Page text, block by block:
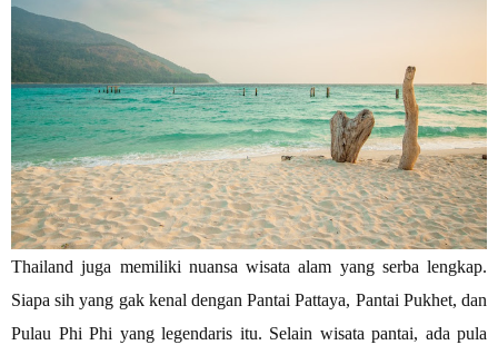
Thailand juga memiliki nuansa wisata alam yang serba lengkap.
Siapa sih yang gak kenal dengan Pantai Pattaya, Pantai Pukhet, dan
Pulau Phi Phi yang legendaris itu. Selain wisata pantai, ada pula